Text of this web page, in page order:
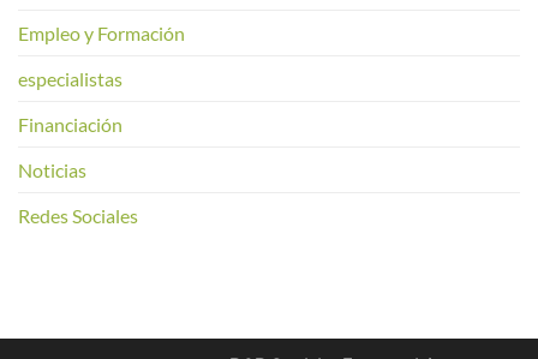
Empleo y Formación
especialistas
Financiación
Noticias
Redes Sociales